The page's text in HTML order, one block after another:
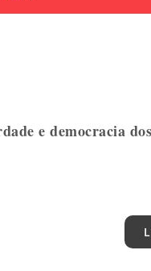
e democracia